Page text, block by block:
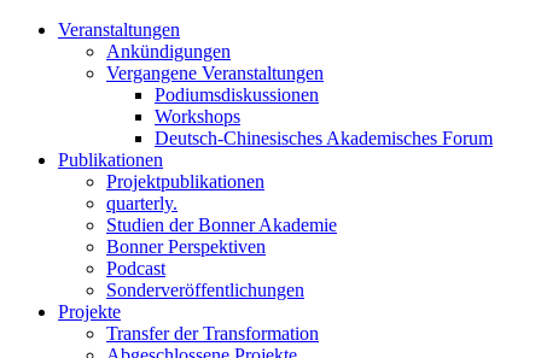
Veranstaltungen
Ankündigungen
Vergangene Veranstaltungen
Podiumsdiskussionen
Workshops
Deutsch-Chinesisches Akademisches Forum
Publikationen
Projektpublikationen
quarterly.
Studien der Bonner Akademie
Bonner Perspektiven
Podcast
Sonderveröffentlichungen
Projekte
Transfer der Transformation